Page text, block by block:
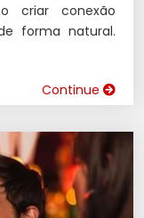
criar conexão
forma natural.
Continue